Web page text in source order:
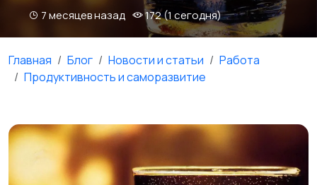
7 месяцев назад 172 (1 сегодня)
Главная Блог Новости и статьи
Работа
Продуктивность и саморазвитие